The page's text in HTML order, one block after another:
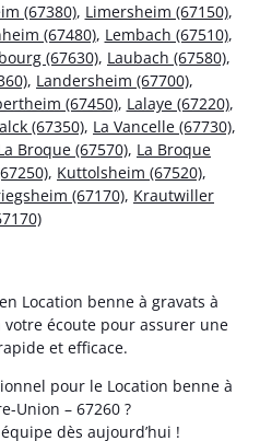
(67380), Limersheim (67150),
(67480), Lembach (67510),
(67630), Laubach (67580),
, Landersheim (67700),
(67450), Lalaye (67220),
(67350), La Vancelle (67730),
Broque (67570), La Broque
, Kuttolsheim (67520),
(67170), Krautwiller
Location benne à gravats à
votre écoute pour assurer une
et efficace.
pour le Location benne à
Union – 67260 ?
dès aujourd’hui !